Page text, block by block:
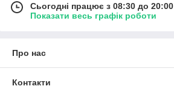
Сьогодні працює з 08:30 до 20:00
Показати весь графік роботи
Про нас
Контакти